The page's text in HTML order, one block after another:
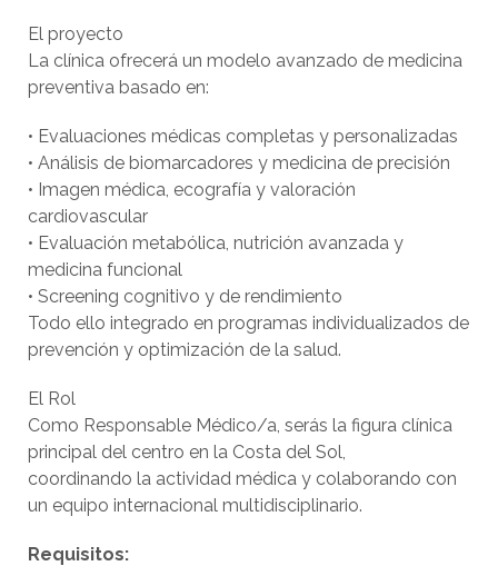
El proyecto
La clínica ofrecerá un modelo avanzado de medicina
preventiva basado en:
• Evaluaciones médicas completas y personalizadas
• Análisis de biomarcadores y medicina de precisión
• Imagen médica, ecografía y valoración
cardiovascular
• Evaluación metabólica, nutrición avanzada y
medicina funcional
• Screening cognitivo y de rendimiento
Todo ello integrado en programas individualizados de
prevención y optimización de la salud.
El Rol
Como Responsable Médico/a, serás la figura clínica
principal del centro en la Costa del Sol,
coordinando la actividad médica y colaborando con
un equipo internacional multidisciplinario.
Requisitos: